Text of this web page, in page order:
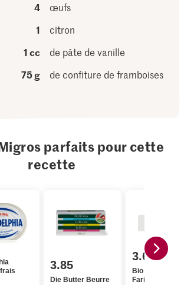
4
œufs
1
citron
1 cc
de pâte de vanille
75 g
de confiture de framboises
parfaits pour cette
recette
3.85
Die Butter Beurre
3.60
Bio Petit
Farine